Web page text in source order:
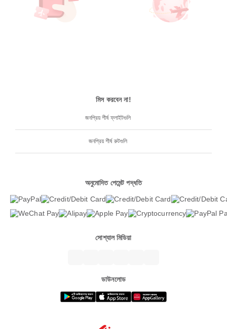
মিস করবেন না!
জনপ্রিয় শীর্ষ ফ্লাইটগুলি
জনপ্রিয় শীর্ষ রুটগুলি
অনুমোদিত পেমেন্ট পদ্ধতি
সোশ্যাল মিডিয়া
ডাউনলোড